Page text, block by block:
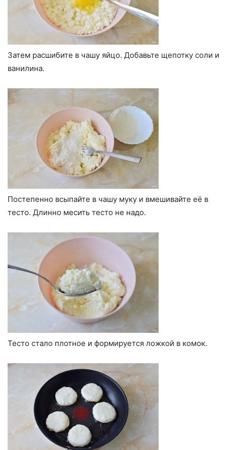
Затем расшибите в чашу яйцо. Добавьте щепотку соли и
ванилина.
Постепенно всыпайте в чашу муку и вмешивайте её в
тесто. Длинно месить тесто не надо.
Тесто стало плотное и формируется ложкой в комок.